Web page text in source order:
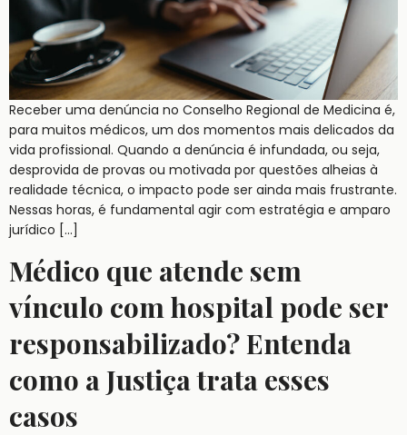
Receber uma denúncia no Conselho Regional de Medicina é,
para muitos médicos, um dos momentos mais delicados da
vida profissional. Quando a denúncia é infundada, ou seja,
desprovida de provas ou motivada por questões alheias à
realidade técnica, o impacto pode ser ainda mais frustrante.
Nessas horas, é fundamental agir com estratégia e amparo
jurídico […]
Médico que atende sem
vínculo com hospital pode ser
responsabilizado? Entenda
como a Justiça trata esses
casos